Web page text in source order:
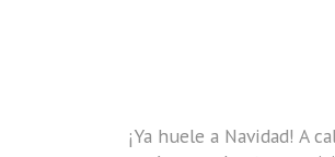
¡Ya huele a Navidad! A